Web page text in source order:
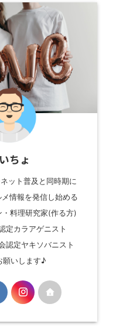
ちょ
ット普及と同時期に
情報を発信し始める
料理研究家(作る方)
定カラアゲニスト
認定ヤキソバニスト
願いします♪